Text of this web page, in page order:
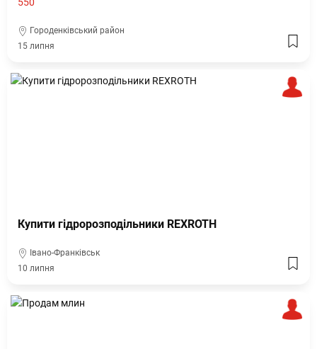
Городенківський район
15 липня
Купити гідророзподільники REXROTH
Івано-Франківськ
10 липня